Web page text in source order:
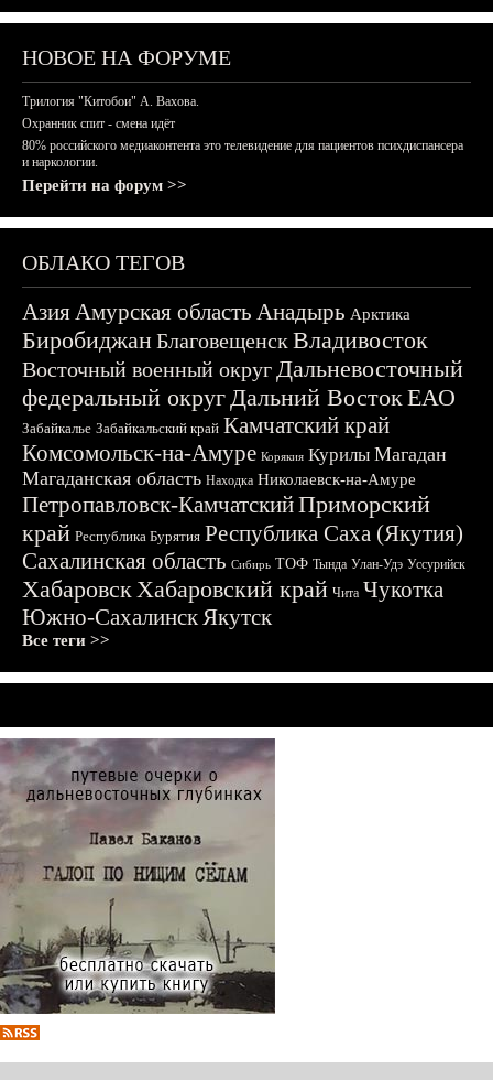
НОВОЕ НА ФОРУМЕ
Трилогия "Китобои" А. Вахова.
Охранник спит - смена идёт
80% российского медиаконтента это телевидение для пациентов психдиспансера
и наркологии.
Перейти на форум >>
ОБЛАКО ТЕГОВ
АзияАмурская область Анадырь Арктика
БиробиджанБлаговещенскВладивосток
Восточный военный округДальневосточный
федеральный округДальний ВостокЕАО
Забайкалье Забайкальский край Камчатский край
Комсомольск-на-Амуре Корякия Курилы Магадан
Магаданская область Находка Николаевск-на-Амуре
Петропавловск-КамчатскийПриморский
край Республика Бурятия Республика Саха (Якутия)
Сахалинская область Сибирь ТОФ Тында Улан-Удэ Уссурийск
ХабаровскХабаровский край Чита Чукотка
Южно-СахалинскЯкутск
Все теги >>